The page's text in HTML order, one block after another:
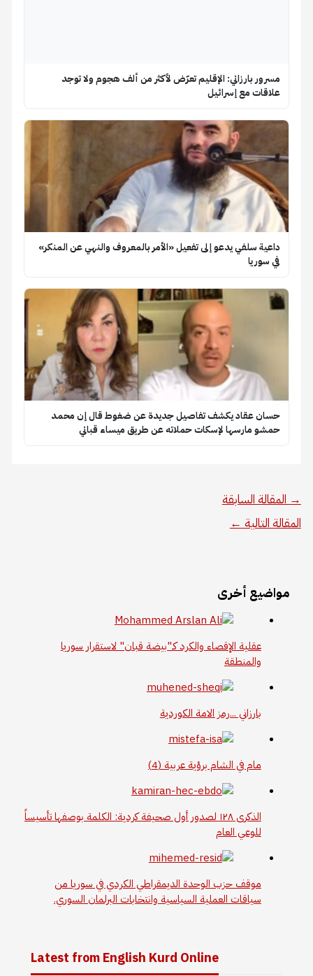
مسرور بارزاني: الإقليم تعرّض لأكثر من ألف هجوم ولا توجد
علاقات مع إسرائيل
داعية سلفي يدعو إلى تفعيل «الأمر بالمعروف والنهي عن المنكر»
في سوريا
حسان عقاد يكشف تفاصيل جديدة عن ضغوط قال إن محمد
حمشو مارسها لإسكات حملاته عن طريق ميساء قباني
→ المقالة السابقة
المقالة التالية ←
مواضيع أخرى
عقلية الإقصاء والكرد كـ"بيضة قبان" لاستقرار سوريا
والمنطقة
بارزاني ...رمز الامة الكوردية
مام في الشام برؤية عربية (4)
الذكرى ١٢٨ لصدور أول صحيفة كردية: الكلمة بوصفها تأسيساً
للوعي العام
موقف حزب الوحدة الديمقراطي الكردي في سوريا من
سياقات العملية السياسية وانتخابات البرلمان السوري.
Latest from English Kurd Online